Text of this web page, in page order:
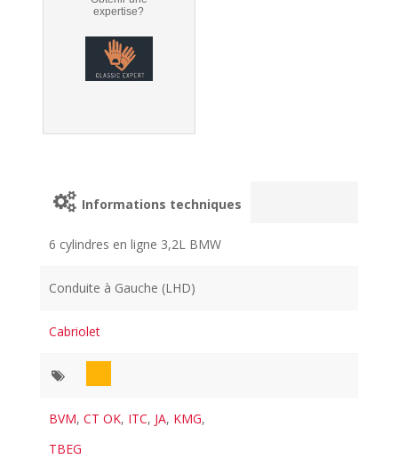
expertise?
Informations techniques
6 cylindres en ligne 3,2L BMW
Conduite à Gauche (LHD)
Cabriolet
BVM,CT OK, ITC, JA, KMG,
TBEG